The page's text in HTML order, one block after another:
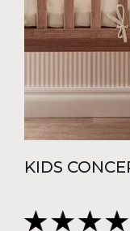
KIDS